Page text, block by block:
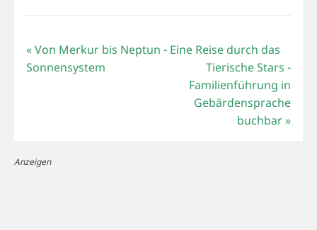
«Von Merkur bis Neptun - Eine Reise durch das
Sonnensystem
Tierische Stars -
Familienführung in
Gebärdensprache
buchbar»
Anzeigen